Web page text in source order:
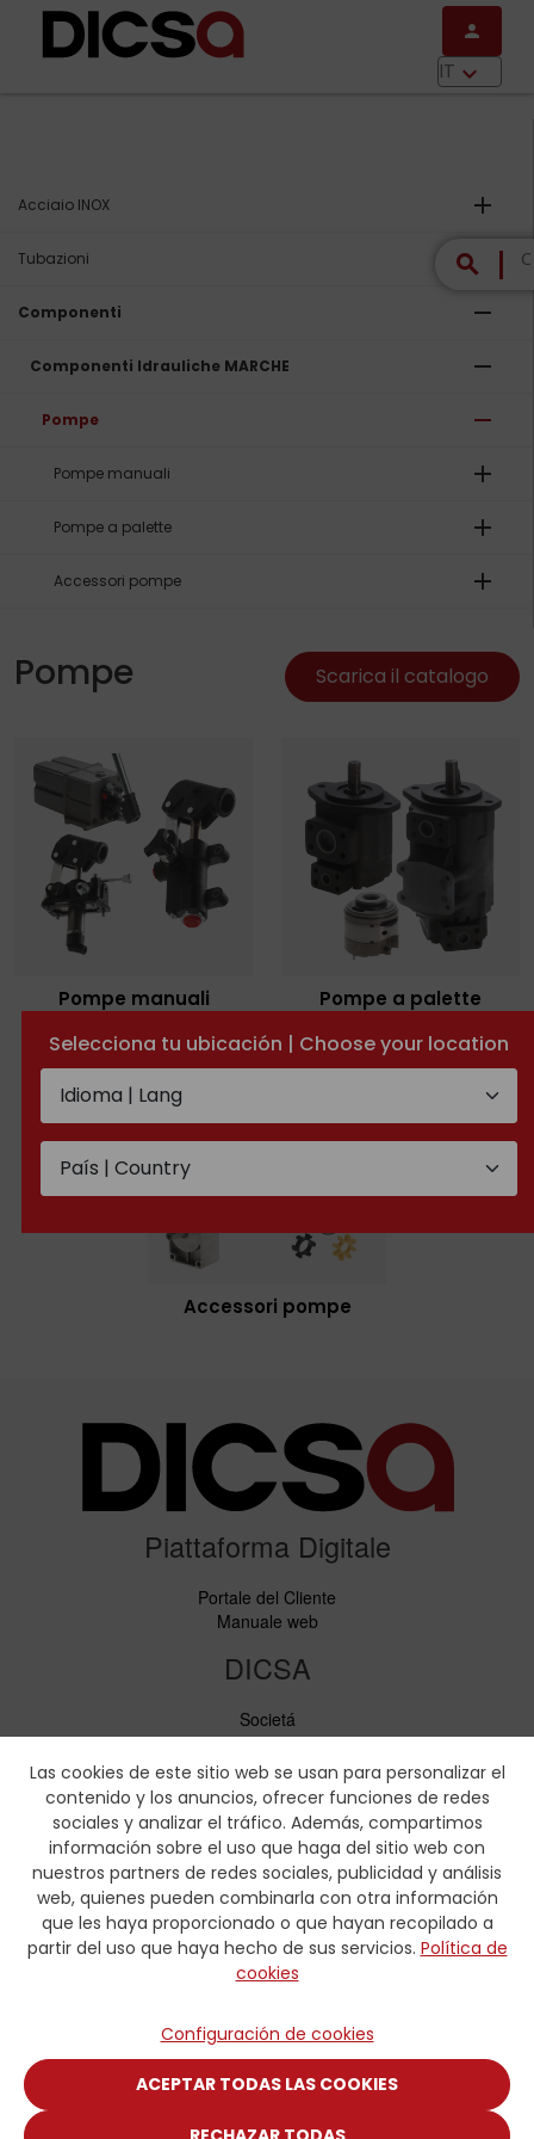
Salta al contenuto principale
Selecciona tu ubicación | Choose your location
Las cookies de este sitio web se usan para personalizar el
contenido y los anuncios, ofrecer funciones de redes
sociales y analizar el tráfico. Además, compartimos
información sobre el uso que haga del sitio web con
nuestros partners de redes sociales, publicidad y análisis
web, quienes pueden combinarla con otra información
que les haya proporcionado o que hayan recopilado a
partir del uso que haya hecho de sus servicios. Política de
cookies
Configuración de cookies
ACEPTAR TODAS LAS COOKIES
person
IT keyboard_arrow_down
search
Acciaio INOX add
Tubazioni add
Componenti remove
Componenti Idrauliche MARCHE remove
Pompe remove
Pompe manuali add
Pompe a palette add
Accessori pompe add
Pompe Scarica il catalogo
Pompe manuali Pompe a palette
Accessori pompe
Piattaforma Digitale
Portale del Cliente
Manuale web
DICSA
Societá
Notizie ed Eventi
Servizi
Codice di condotta
Responsabilità sociale
Scaricare
Cataloghi di vendita
Certificati
Tabelle di pressatura
Formulario idraulica
Contatto
Contatto